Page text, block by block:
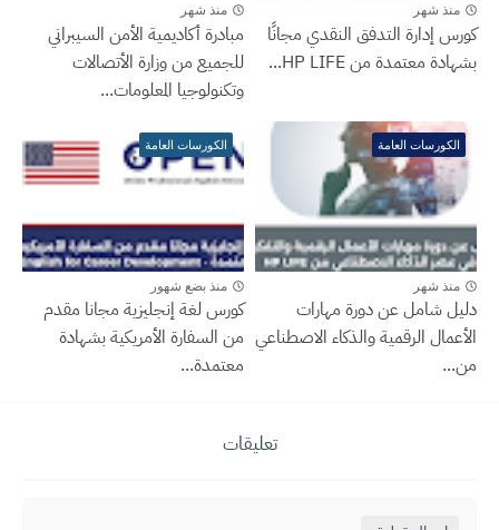
منذ شهر
كورس إدارة التدفق النقدي مجانًا
بشهادة معتمدة من HP LIFE...
منذ شهر
مبادرة أكاديمية الأمن السيبراني
للجميع من وزارة الأتصالات
وتكنولوجيا المعلومات...
الكورسات العامة
منذ شهر
دليل شامل عن دورة مهارات
الأعمال الرقمية والذكاء الاصطناعي
من...
الكورسات العامة
منذ بضع شهور
كورس لغة إنجليزية مجانا مقدم
من السفارة الأمريكية بشهادة
معتمدة...
تعليقات